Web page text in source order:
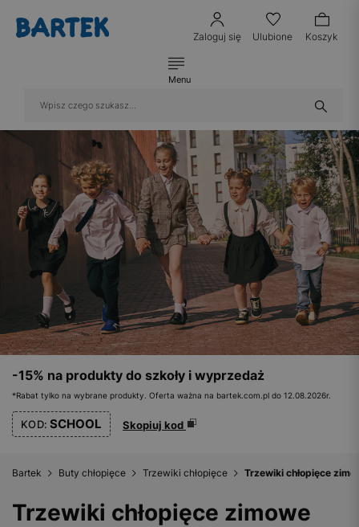
Zaloguj się Ulubione Koszyk
Menu
-15% na produkty do szkoły i wyprzedaż
*Rabat tylko na wybrane produkty. Oferta ważna na bartek.com.pl do 12.08.2026r.
KOD: SCHOOL Skopiuj kod
Bartek Buty chłopięce Trzewiki chłopięce Trzewiki chłopięce
Trzewiki chłopięce zimowe